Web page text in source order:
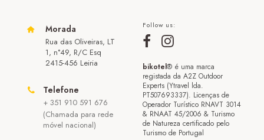
Morada
Rua das Oliveiras, LT
1, n°49, R/C Esq
2415-456 Leiria
Telefone
+ 351 910 591 676
(Chamada para rede
móvel nacional)
Follow us:
bikotel® é uma marca
registada da A2Z Outdoor
Experts (Ytravel lda.
PT507693337). Licenças de
Operador Turístico RNAVT 3014
& RNAAT 45/2006 & Turismo
de Natureza certificado pelo
Turismo de Portugal